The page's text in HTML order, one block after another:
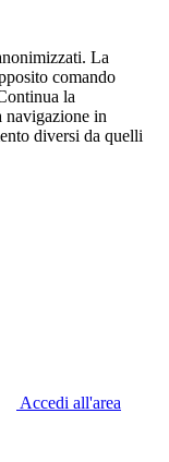
La
comando
la
navigazione in
diversi da quelli
Accedi all'area